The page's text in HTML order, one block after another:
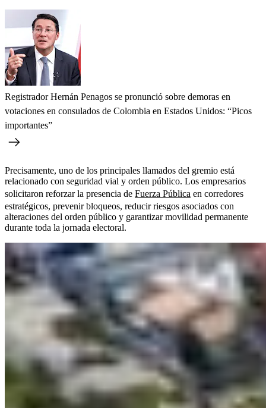
Registrador Hernán Penagos se pronunció sobre demoras en
votaciones en consulados de Colombia en Estados Unidos: “Picos
importantes”
Precisamente, uno de los principales llamados del gremio está
relacionado con seguridad vial y orden público. Los empresarios
solicitaron reforzar la presencia de Fuerza Pública en corredores
estratégicos, prevenir bloqueos, reducir riesgos asociados con
alteraciones del orden público y garantizar movilidad permanente
durante toda la jornada electoral.